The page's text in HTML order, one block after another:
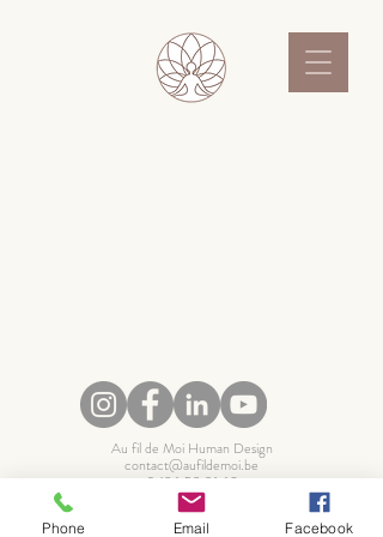
Au fil de Moi Human Design
contact@aufildemoi.be
0496 53 31 68
POLITIQUE DE CONFIDENTIALITÉ
Phone Email Facebook